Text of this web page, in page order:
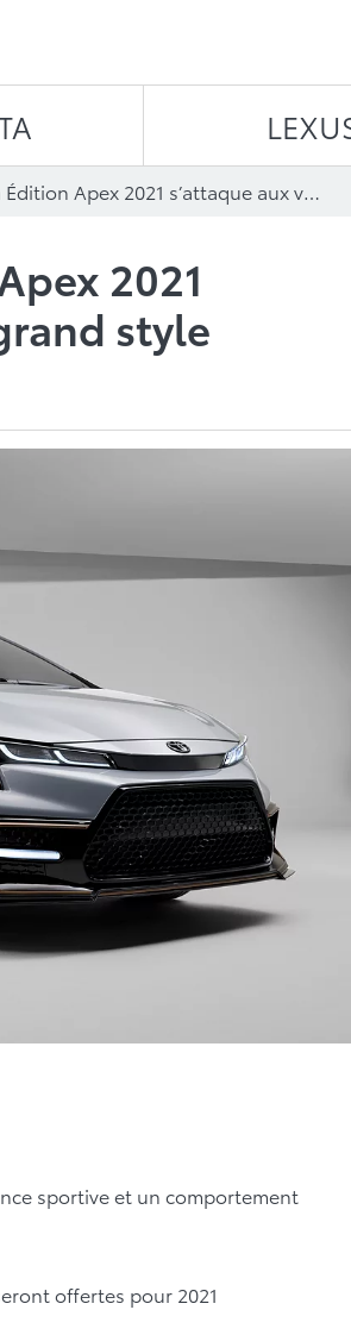
La Toyota Corolla Édition Apex 2021 s’attaque aux virages en grand style
2021
style
sportive et un comportement
offertes pour 2021